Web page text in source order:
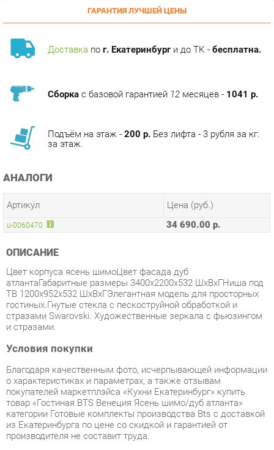
Доставкапог. Екатеринбурги до ТК -бесплатна.
АНАЛОГИ
Артикул
u-0060470 34 690.00 р.
ОПИСАНИЕ
атлантаГабаритные размеры 3400х2200х532 ШхВхГНиша под
ТВ 1200х952х532 ШхВхГЭлегантная модель для просторных
гостиных.Гнутые стекла с пескоструйной обработкой и
стразами Swarovski. Художественные зеркала с фьюзингом
и стразами.
Условия покупки
Благодаря качественным фото, исчерпывающей информации
покупателей маркетплэйса «Кухни Екатеринбург» купить
категории Готовые комплекты производства Bts с доставкой
из Екатеринбурга по цене со скидкой и гарантией от
производителя не составит труда.
Мы отправляем заказы в доставку ежедневно. Товары из
ассортимента в наличии на складе в Екатеринбурге вы
получите не позднее48-ми часовс момента оформления